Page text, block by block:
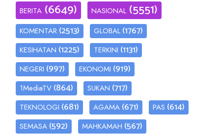
BERITA (6649) NASIONAL (5551)
KOMENTAR (2513) GLOBAL (1767)
KESIHATAN (1225) TERKINI (1131)
NEGERI (997) EKONOMI (919)
1MediaTV (864) SUKAN (717)
TEKNOLOGI (681) AGAMA (671) PAS (614)
SEMASA (592) MAHKAMAH (567)